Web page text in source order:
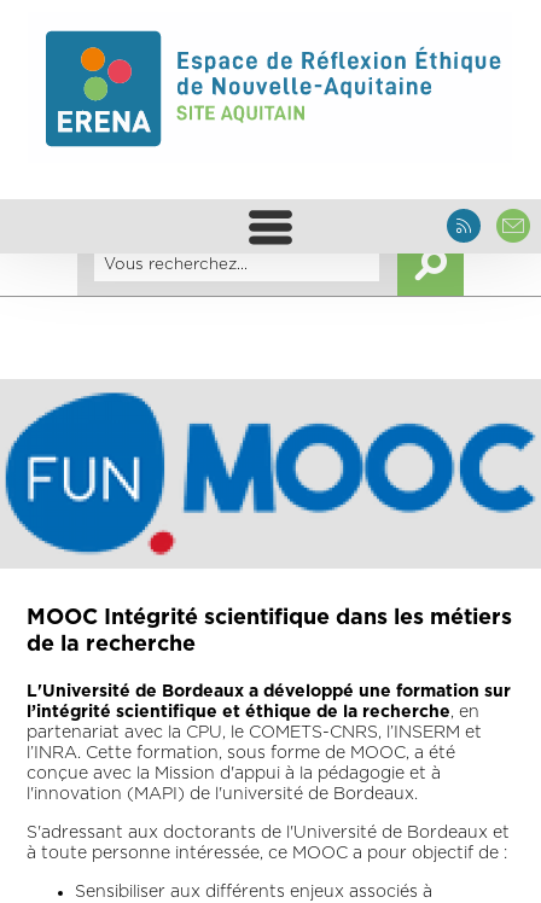
MOOC Intégrité scientifique dans les métiers
de la recherche
L'Université de Bordeaux a développé une formation sur
l’intégrité scientifique et éthique de la recherche, en
partenariat avec la CPU, le COMETS-CNRS, l’INSERM et
l’INRA. Cette formation, sous forme de MOOC, a été
conçue avec la Mission d'appui à la pédagogie et à
l'innovation (MAPI) de l'université de Bordeaux.
S'adressant aux doctorants de l'Université de Bordeaux et
à toute personne intéressée, ce MOOC a pour objectif de :
Sensibiliser aux différents enjeux associés à